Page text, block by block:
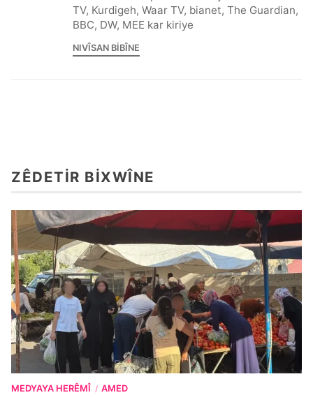
TV, Kurdigeh, Waar TV, bianet, The Guardian,
BBC, DW, MEE kar kiriye
NIVÎSAN BIBÎNE
ZÊDETIR BIXWÎNE
MEDYAYA HERÊMÎ / AMED